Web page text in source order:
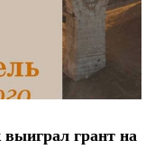
выиграл грант на